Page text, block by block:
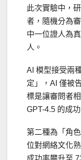
此次實驗中，
者，隨機分為
中一位證人為
人。
AI 模型接受兩
定」，AI 僅被
標是讓審問者
GPT-4.5 的成
第二種為「角
位對網絡文化